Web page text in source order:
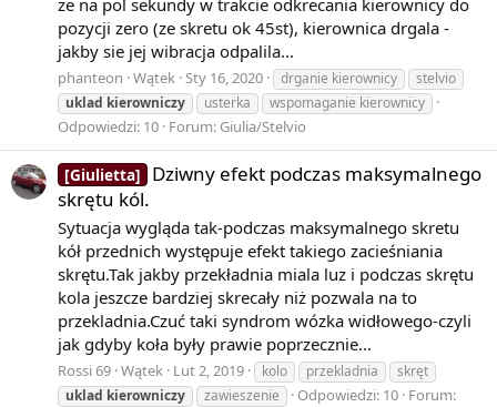
ze na pol sekundy w trakcie odkrecania kierownicy do
pozycji zero (ze skretu ok 45st), kierownica drgala -
jakby sie jej wibracja odpalila...
phanteon Wątek Sty 16, 2020 drganie kierownicy
stelvio
uklad kierowniczy usterka wspomaganie kierownicy
Odpowiedzi: 10 Forum: Giulia/Stelvio
[Giulietta]
Dziwny efekt podczas maksymalnego
skrętu kól.
Sytuacja wygląda tak-podczas maksymalnego skretu
kół przednich występuje efekt takiego zacieśniania
skrętu.Tak jakby przekładnia miala luz i podczas skrętu
kola jeszcze bardziej skrecały niż pozwala na to
przekladnia.Czuć taki syndrom wózka widłowego-czyli
jak gdyby koła były prawie poprzecznie...
Rossi 69 Wątek Lut 2, 2019 kolo przekladnia
skręt
uklad kierowniczy zawieszenie Odpowiedzi: 10 Forum: